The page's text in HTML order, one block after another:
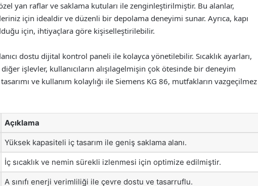
özel yan raflar ve saklama kutuları ile zenginleştirilmiştir. Bu alanlar,
için idealdir ve düzenli bir depolama deneyimi sunar. Ayrıca, kapı
için, ihtiyaçlara göre kişiselleştirilebilir.
dostu dijital kontrol paneli ile kolayca yönetilebilir. Sıcaklık ayarları,
işlevler, kullanıcıların alışılagelmişin çok ötesinde bir deneyim
ve kullanım kolaylığı ile Siemens KG 86, mutfakların vazgeçilmez
Açıklama
Yüksek kapasiteli iç tasarım ile geniş saklama alanı.
İç sıcaklık ve nemin sürekli izlenmesi için optimize edilmiştir.
A sınıfı enerji verimliliği ile çevre dostu ve tasarruflu.